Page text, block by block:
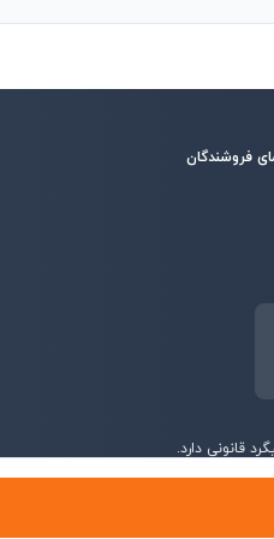
فروشندگان
قانونی دارد.